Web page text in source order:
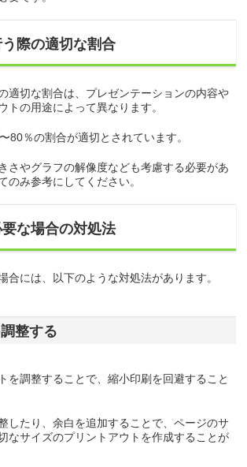
際の適切な割合
適切な割合は、プレゼンテーションの内容や
トの用途によって異なります。
80％の割合が適切とされています。
さやグラフの解像度なども考慮する必要があ
のみ参考にしてください。
な場合の対処法
合には、以下のような対処法があります。
整する
を調整することで、縮小印刷を回避すること
したり、余白を追加することで、ページのサ
なサイズのプリントアウトを作成することが